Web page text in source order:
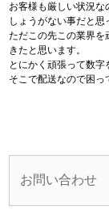
お客様も厳しい状況
しょうがない事だと思
ただこの先この業界を
きたと思います。
とにかく頑張って数字
そこで配送なので困っ
お問い合わせ